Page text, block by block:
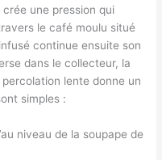
une pression qui
le café moulu situé
continue ensuite son
dans le collecteur, la
lente donne un
simples :
niveau de la soupape de